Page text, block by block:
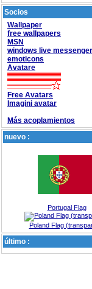
Socios
Wallpaper
free wallpapers
MSN
windows live messenger
emoticons
Avatare
Free Avatars
Imagini avatar
Más acoplamientos
nuevo :
Portugal Flag
Poland Flag
último :